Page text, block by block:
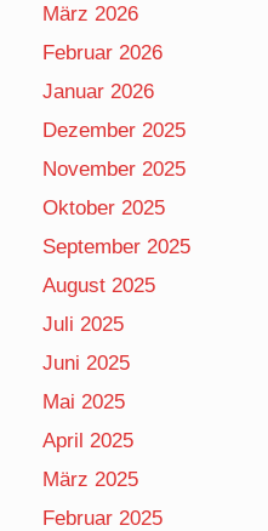
März 2026
Februar 2026
Januar 2026
Dezember 2025
November 2025
Oktober 2025
September 2025
August 2025
Juli 2025
Juni 2025
Mai 2025
April 2025
März 2025
Februar 2025